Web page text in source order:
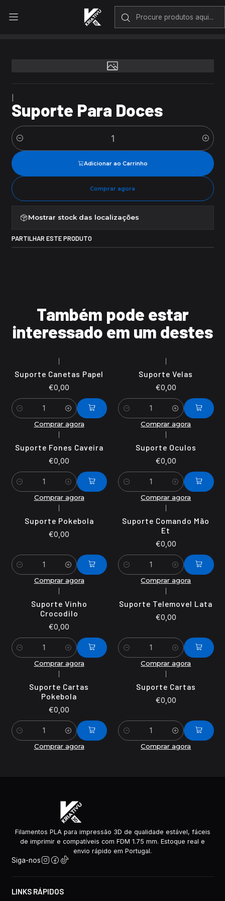
Envio rápido em Portugal Continental
Suporte Para Doces
Suporte Para Doces
Quantidade
Adicionar ao Carrinho
Comprar agora
Mostrar stock das localizações
PARTILHAR ESTE PRODUTO
Também pode estar
interessado em um destes
Suporte Canetas Papel
€0,00
Quantidade
Comprar agora
Suporte Velas
€0,00
Quantidade
Comprar agora
Suporte Fones Caveira
€0,00
Quantidade
Comprar agora
Suporte Oculos
€0,00
Quantidade
Comprar agora
Suporte Pokebola
€0,00
Quantidade
Comprar agora
Suporte Comando Mão
Et
€0,00
Quantidade
Comprar agora
Suporte Vinho
Crocodilo
€0,00
Quantidade
Comprar agora
Suporte Telemovel Lata
€0,00
Quantidade
Comprar agora
Suporte Cartas
Pokebola
€0,00
Quantidade
Comprar agora
Suporte Cartas
€0,00
Quantidade
Comprar agora
Filamentos PLA para impressão 3D de qualidade estável, fáceis
de imprimir e compatíveis com FDM 1.75 mm. Estoque real e
envio rápido em Portugal.
Siga-nos
LINKS RÁPIDOS